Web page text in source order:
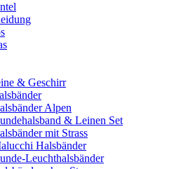
& Geschirr
Alpen
& Leinen Set
mit Strass
Halsbänder
Leuchthalsbänder